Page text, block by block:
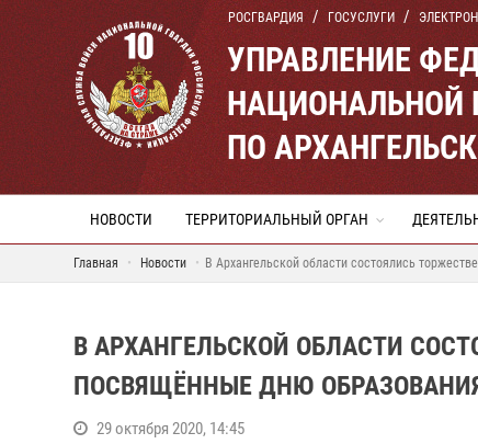
РОСГВАРДИЯ ГОСУСЛУГИ
УПРАВЛЕНИЕ
НАЦИОНАЛЬНОЙ
ПО
НОВОСТИ ТЕРРИТОРИАЛЬНЫЙ ОРГАН
Главная Новости В Архангельской области состоялись
В АРХАНГЕЛЬСКОЙ ОБЛАСТИ
ПОСВЯЩЁННЫЕ ДНЮ
29 октября 2020, 14:45